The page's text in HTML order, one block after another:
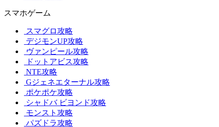
スマホゲーム
スマグロ攻略
デジモンUP攻略
ヴァンピール攻略
ドットアビス攻略
NTE攻略
Gジェネエターナル攻略
ポケポケ攻略
シャドバ ビヨンド攻略
モンスト攻略
パズドラ攻略